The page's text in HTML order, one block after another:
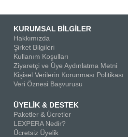
KURUMSAL BİLGİLER
Hakkımızda
Şirket Bilgileri
Kullanım Koşulları
Ziyaretçi ve Üye Aydınlatma Metni
Kişisel Verilerin Korunması Politikası
Veri Öznesi Başvurusu
ÜYELİK & DESTEK
Paketler & Ücretler
LEXPERA Nedir?
Ücretsiz Üyelik